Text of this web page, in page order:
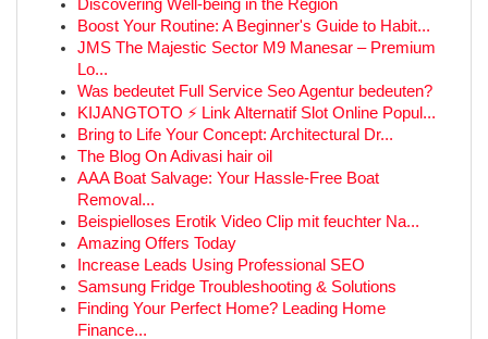
Discovering Well-being in the Region
Boost Your Routine: A Beginner's Guide to Habit...
JMS The Majestic Sector M9 Manesar – Premium
Lo...
Was bedeutet Full Service Seo Agentur bedeuten?
KIJANGTOTO ⚡ Link Alternatif Slot Online Popul...
Bring to Life Your Concept: Architectural Dr...
The Blog On Adivasi hair oil
AAA Boat Salvage: Your Hassle-Free Boat
Removal...
Beispielloses Erotik Video Clip mit feuchter Na...
Amazing Offers Today
Increase Leads Using Professional SEO
Samsung Fridge Troubleshooting & Solutions
Finding Your Perfect Home? Leading Home
Finance...